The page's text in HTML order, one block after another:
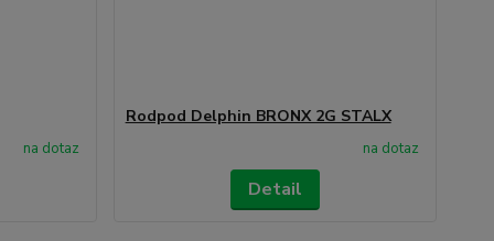
na dotaz
Rodpod Delphin BRONX 2G STALX
na dotaz
Detail